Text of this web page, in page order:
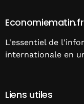
Economiematin.fr
L'essentiel de
internationale en
Liens utiles